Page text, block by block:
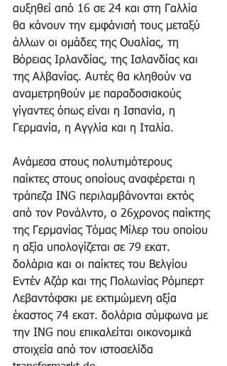
αυξηθεί από 16 σε 24 και στη Γαλλία
θα κάνουν την εμφάνισή τους μεταξύ
άλλων οι ομάδες της Ουαλίας, τη
Βόρειας Ιρλανδίας, της Ισλανδίας και
της Αλβανίας. Αυτές θα κληθούν να
αναμετρηθούν με παραδοσιακούς
γίγαντες όπως είναι η Ισπανία, η
Γερμανία, η Αγγλία και η Ιταλία.
Ανάμεσα στους πολυτιμότερους
παίκτες στους οποίους αναφέρεται η
τράπεζα ING περιλαμβάνονται εκτός
από τον Ρονάλντο, ο 26χρονος παίκτης
της Γερμανίας Τόμας Μίλερ του οποίου
η αξία υπολογίζεται σε 79 εκατ.
δολάρια και οι παίκτες του Βελγίου
Εντέν Αζάρ και της Πολωνίας Ρόμπερτ
Λεβαντόφσκι με εκτιμώμενη αξία
έκαστος 74 εκατ. δολάρια σύμφωνα με
την ING που επικαλείται οικονομικά
στοιχεία από τον ιστοσελίδα